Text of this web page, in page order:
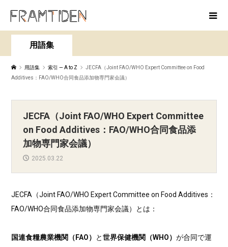
用語集
用語集 索引 — A to Z
JECFA（Joint FAO/WHO Expert Committee on Food
Additives：FAO/WHO合同食品添加物専門家会議）
JECFA（Joint FAO/WHO Expert Committee
on Food Additives：FAO/WHO合同食品添
加物専門家会議）
2025.03.22
JECFA（Joint FAO/WHO Expert Committee on Food Additives：
FAO/WHO合同食品添加物専門家会議）とは：
国連食糧農業機関（FAO） と世界保健機関（WHO）が合同で運